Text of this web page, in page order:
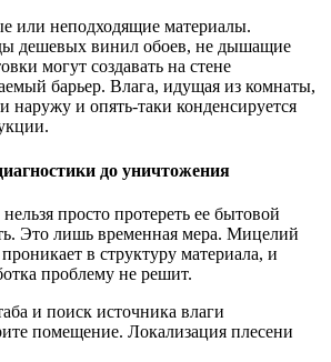
или неподходящие материалы.
дешевых винил обоев, не дышащие
могут создавать на стене
барьер. Влага, идущая из комнаты,
наружу и опять-таки конденсируется
до уничтожения
просто протереть ее бытовой
Это лишь временная мера. Мицелий
в структуру материала, и
проблему не решит.
и поиск источника влаги
помещение. Локализация плесени